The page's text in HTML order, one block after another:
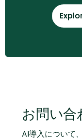
お問い合
AI導入について